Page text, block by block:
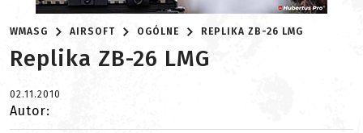
WMASG AIRSOFT OGÓLNE REPLIKA ZB-26 LMG
Replika ZB-26 LMG
02.11.2010
Autor: